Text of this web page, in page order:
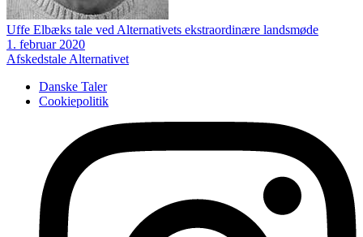
Uffe Elbæks tale ved Alternativets ekstraordinære landsmøde
1. februar 2020
Afskedstale Alternativet
Danske Taler
Cookiepolitik